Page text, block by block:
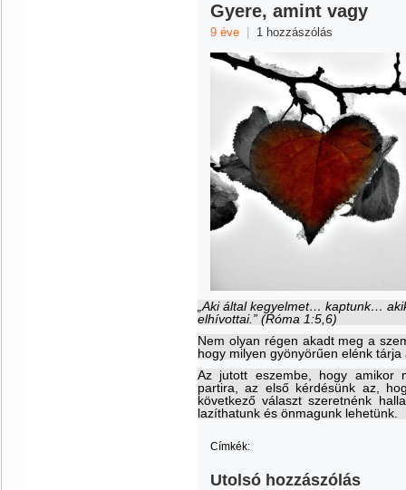
Gyere, amint vagy
9 éve 1 hozzászólás
„Aki által kegyelmet… kaptunk…
elhívottai.” (Róma 1:5,6)
Nem olyan régen akadt meg a
hogy milyen gyönyörűen elénk
Az jutott eszembe, hogy amikor
partira, az első kérdésünk az,
következő választ szeretnénk
lazíthatunk és önmagunk lehetünk.
Címkék:
Utolsó hozzászólás